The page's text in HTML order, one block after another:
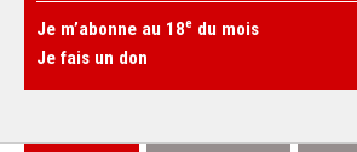
Je m’abonne au 18e du mois
Je fais un don